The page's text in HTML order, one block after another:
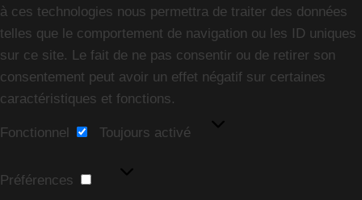
à ces technologies nous permettra de traiter des données
telles que le comportement de navigation ou les ID uniques
sur ce site. Le fait de ne pas consentir ou de retirer son
consentement peut avoir un effet négatif sur certaines
caractéristiques et fonctions.
Fonctionnel Toujours activé
Préférences
Préférences